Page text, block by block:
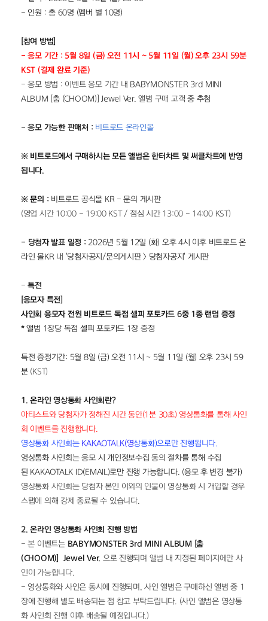
- 인원 : 총 60명 (멤버 별 10명)
[참여 방법]
- 응모 기간 : 5월 8일 (금) 오전 11시 ~ 5월 11일 (월) 오후 23시 59분
KST (결제 완료 기준)
- 응모 방법 : 이벤트 응모 기간 내 BABYMONSTER 3rd MINI
ALBUM [춤 (CHOOM)] Jewel Ver. 앨범 구매 고객 중 추첨
- 응모 가능한 판매처 : 비트로드 온라인몰
※ 비트로드에서 구매하시는 모든 앨범은 한터차트 및 써클차트에 반영
됩니다.
※ 문의 : 비트로드 공식몰 KR - 문의 게시판
(영업 시간 10:00 - 19:00 KST / 점심 시간 13:00 - 14:00 KST)
- 당첨자 발표 일정 : 2026년 5월 12일 (화) 오후 4시 이후 비트로드 온
라인 몰KR 내 '당첨자공지/문의게시판 > 당첨자공지' 게시판
- 특전
[응모자 특전]
사인회 응모자 전원 비트로드 독점 셀피 포토카드 6중 1종 랜덤 증정
* 앨범 1장당 독점 셀피 포토카드 1장 증정
특전 증정기간: 5월 8일 (금) 오전 11시 ~ 5월 11일 (월) 오후 23시 59
분 (KST)
1. 온라인 영상통화 사인회란?
아티스트와 당첨자가 정해진 시간 동안(1분 30초) 영상통화를 통해 사인
회 이벤트를 진행합니다.
영상통화 사인회는 KAKAOTALK(영상통화)으로만 진행됩니다.
영상통화 사인회는 응모 시 개인정보수집 동의 절차를 통해 수집
된 KAKAOTALK ID(EMAIL)로만 진행 가능합니다. (응모 후 변경 불가)
영상통화 사인회는 당첨자 본인 이외의 인물이 영상통화 시 개입할 경우
스탭에 의해 강제 종료될 수 있습니다.
2. 온라인 영상통화 사인회 진행 방법
- 본 이벤트는 BABYMONSTER 3rd MINI ALBUM [춤
(CHOOM)]
Jewel Ver. 으로 진행되며 앨범 내 지정된 페이지에만 사
인이 가능합니다.
- 영상통화와 사인은 동시에 진행되며, 사인 앨범은 구매하신 앨범 중 1
장에 진행해 별도 배송되는 점 참고 부탁드립니다. (사인 앨범은 영상통
화 사인회 진행 이후 배송될 예정입니다.)